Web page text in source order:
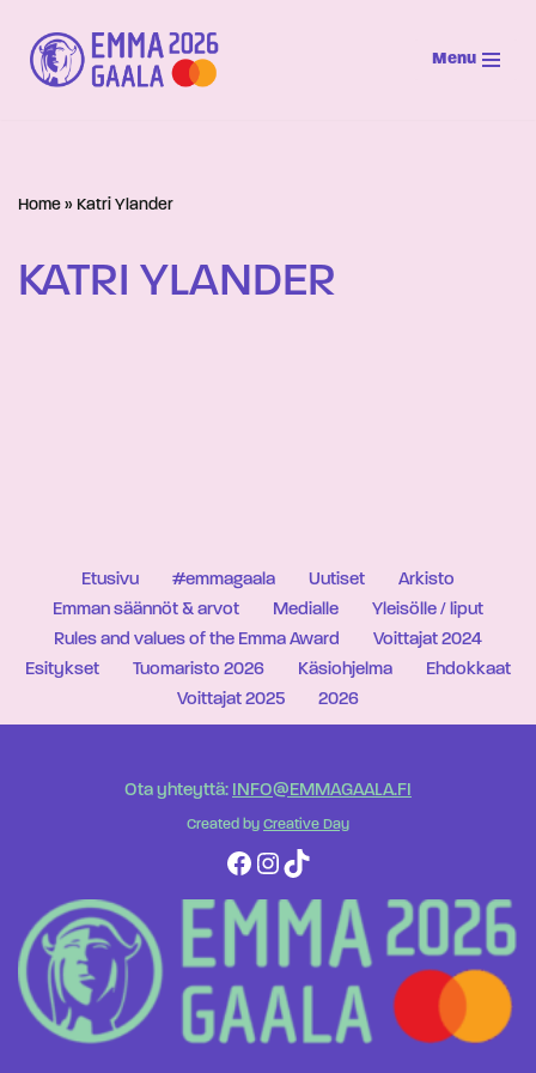
Siirry
suoraan
Menu
Home » Katri Ylander
KATRI YLANDER
Etusivu #emmagaala Uutiset
Arkisto
Emman säännöt & arvot
Medialle
Yleisölle / liput
Rules and values of the Emma Award
Voittajat 2024
Esitykset
Tuomaristo 2026 Käsiohjelma
Ehdokkaat
Voittajat 2025
2026
Ota yhteyttä: INFO@EMMAGAALA.FI
Created by Creative Day